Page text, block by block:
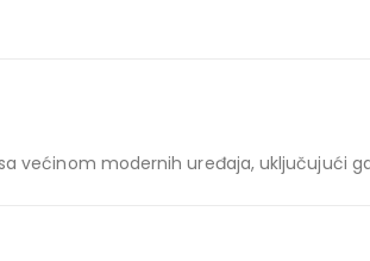
većinom modernih uređaja, uključujući